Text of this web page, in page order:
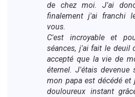
de chez moi. J'ai
finalement j'ai franchi
vous.
C'est incroyable et
séances, j'ai fait le deuil
accepté que la vie de
éternel. J'étais devenue
mon papa est décédé et
douloureux instant